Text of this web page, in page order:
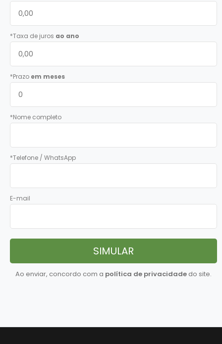
*Taxa de juros ao ano
*Prazo em meses
*Nome completo
*Telefone / WhatsApp
E-mail
Ao enviar, concordo com a política de privacidade do site.